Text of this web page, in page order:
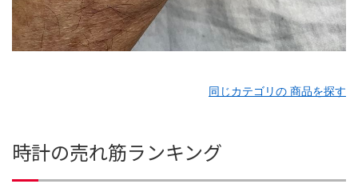
同じカテゴリの 商品を探す
時計の売れ筋ランキング